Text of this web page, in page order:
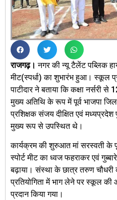
राजगढ़।नगर की न्यू टैलेंट पब्लिक
मीट(स्पर्धा) का शुभारंभ हुआ। स्कूल
पाटीदार ने बताया कि कक्षा नर्सरी
मुख्य अतिथि के रूप में पूर्व भाजपा जिला
प्रशिक्षक संजय दीक्षित एवं
मुख्य रूप से उपस्थित थे।
कार्यक्रम की शुरुआत मां सरस्वती के
स्पोर्ट मीट का ध्वज फहराकर एवं
बढ़ाया। संस्था के छात्र तरुण
प्रतियोगिता में भाग लेने पर स्कूल
प्रदान किया गया।